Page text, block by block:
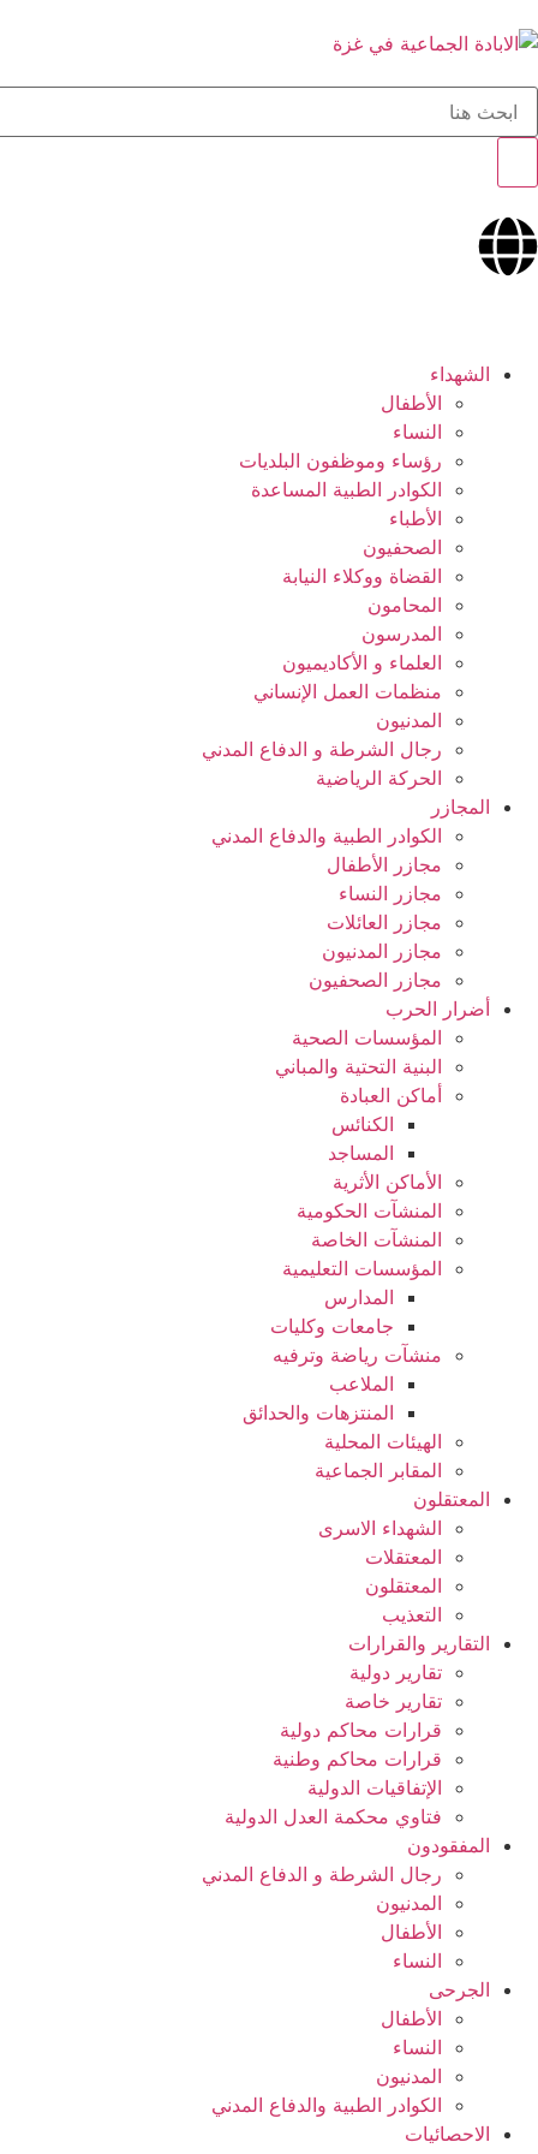
الشهداء
الأطفال
النساء
رؤساء وموظفون البلديات
الكوادر الطبية المساعدة
الأطباء
الصحفيون
القضاة ووكلاء النيابة
المحامون
المدرسون
العلماء و الأكاديميون
منظمات العمل الإنساني
المدنيون
رجال الشرطة و الدفاع المدني
الحركة الرياضية
المجازر
الكوادر الطبية والدفاع المدني
مجازر الأطفال
مجازر النساء
مجازر العائلات
مجازر المدنيون
مجازر الصحفيون
أضرار الحرب
المؤسسات الصحية
البنية التحتية والمباني
أماكن العبادة
الكنائس
المساجد
الأماكن الأثرية
المنشآت الحكومية
المنشآت الخاصة
المؤسسات التعليمية
المدارس
جامعات وكليات
منشآت رياضة وترفيه
الملاعب
المنتزهات والحدائق
الهيئات المحلية
المقابر الجماعية
المعتقلون
الشهداء الاسرى
المعتقلات
المعتقلون
التعذيب
التقارير والقرارات
تقارير دولية
تقارير خاصة
قرارات محاكم دولية
قرارات محاكم وطنية
الإتفاقيات الدولية
فتاوي محكمة العدل الدولية
المفقودون
رجال الشرطة و الدفاع المدني
المدنيون
الأطفال
النساء
الجرحى
الأطفال
النساء
المدنيون
الكوادر الطبية والدفاع المدني
الاحصائيات